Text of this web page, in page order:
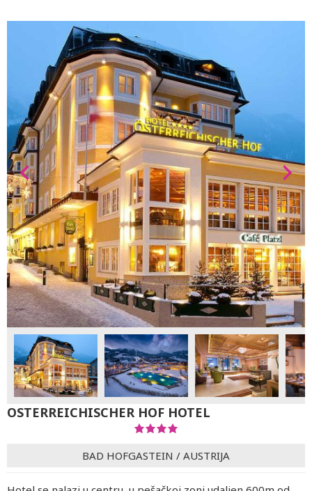
OSTERREICHISCHER HOF HOTEL
BAD HOFGASTEIN / AUSTRIJA